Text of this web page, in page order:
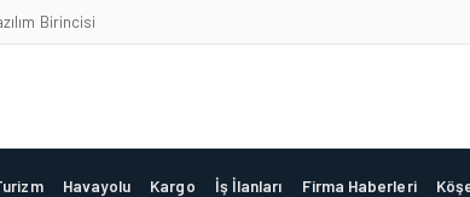
Birincisi
Havayolu Kargo İş İlanları Firma Haberleri